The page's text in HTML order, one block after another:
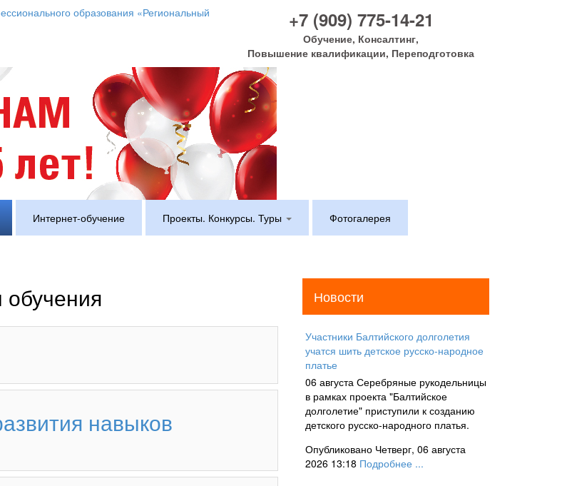
+7 (909) 775-14-21
Обучение, Консалтинг,
Повышение квалификации, Переподготовка
Интернет-обучение Проекты. Конкурсы. Туры Фотогалерея
навыков
Новости
Участники Балтийского долголетия
учатся шить детское русско-народное
платье
06 августа Серебряные рукодельницы
в рамках проекта "Балтийское
долголетие" приступили к созданию
детского русско-народного платья.
Опубликовано Четверг, 06 августа
2026 13:18 Подробнее ...